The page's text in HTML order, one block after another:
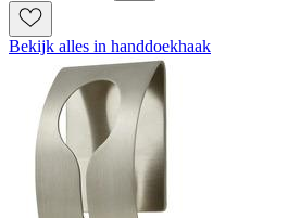
Bekijk alles in handdoekhaak